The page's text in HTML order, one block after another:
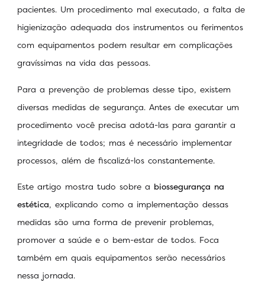
pacientes. Um procedimento mal executado, a falta de
higienização adequada dos instrumentos ou ferimentos
com equipamentos podem resultar em complicações
gravíssimas na vida das pessoas.
Para a prevenção de problemas desse tipo, existem
diversas medidas de segurança. Antes de executar um
procedimento você precisa adotá-las para garantir a
integridade de todos; mas é necessário implementar
processos, além de fiscalizá-los constantemente.
Este artigo mostra tudo sobre a biossegurança na
estética, explicando como a implementação dessas
medidas são uma forma de prevenir problemas,
promover a saúde e o bem-estar de todos. Foca
também em quais equipamentos serão necessários
nessa jornada.